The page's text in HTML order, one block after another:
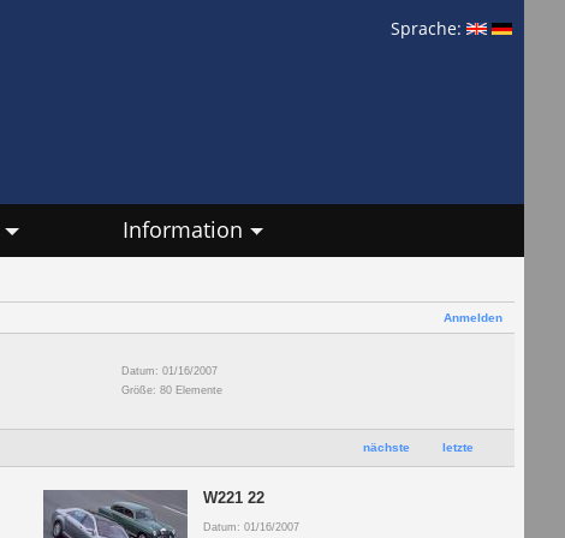
Sprache:
Information
Anmelden
Datum: 01/16/2007
Größe: 80 Elemente
nächste letzte
W221 22
Datum: 01/16/2007